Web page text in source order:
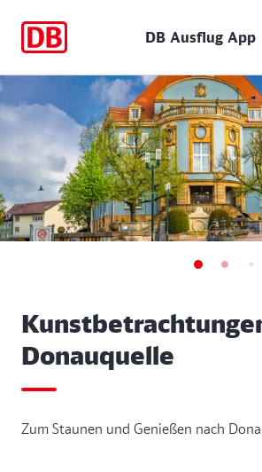
DB Ausflug App
Donauquelle
Zum Staunen und Genießen nach